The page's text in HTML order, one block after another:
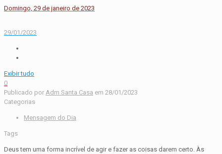
Domingo, 29 de janeiro de 2023
29/01/2023
Exibir tudo
0
Publicado por Adm Santa Casa em 28/01/2023
Categorias
Mensagem do Dia
Tags
Deus tem uma forma incrível de agir e fazer as coisas darem certo. Às